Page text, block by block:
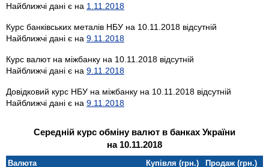
Найближчі дані є на 1.11.2018
Курс банківських металів НБУ на 10.11.2018 відсутній
Найближчі дані є на 9.11.2018
Курс валют на міжбанку на 10.11.2018 відсутній
Найближчі дані є на 9.11.2018
Довідковий курс НБУ на міжбанку на 10.11.2018 відсутній
Найближчі дані є на 9.11.2018
Середній курс обміну валют в банках України
на 10.11.2018
Валюта Купівля (грн.)
Продаж (грн.)